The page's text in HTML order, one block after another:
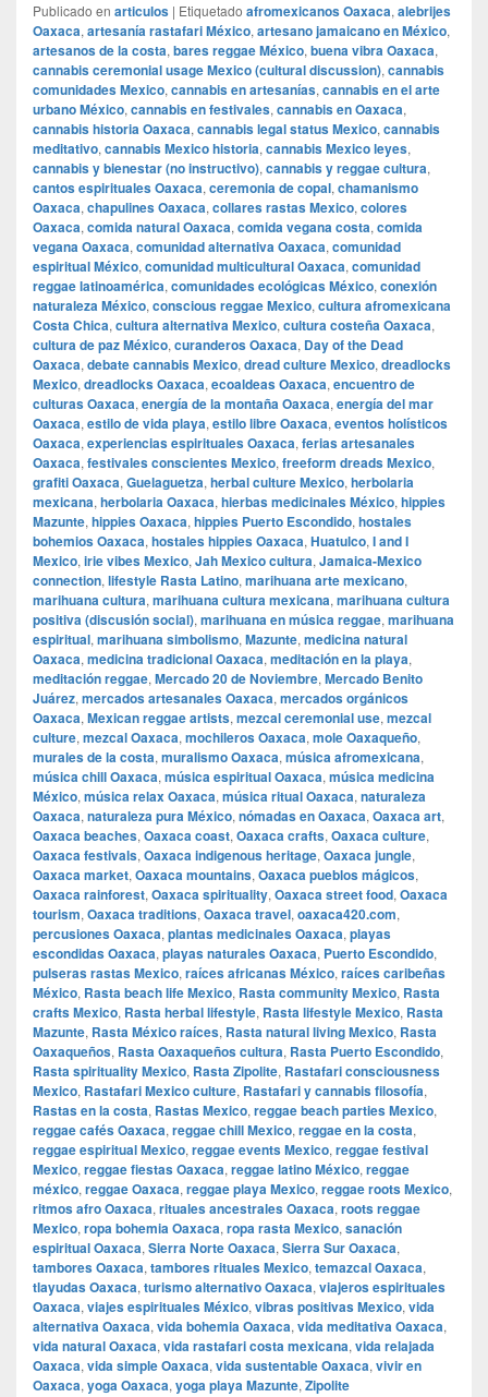
Publicado en articulos | Etiquetado afromexicanos Oaxaca, alebrijes
Oaxaca, artesanía rastafari México, artesano jamaicano en México,
artesanos de la costa, bares reggae México, buena vibra Oaxaca,
cannabis ceremonial usage Mexico (cultural discussion), cannabis
comunidades Mexico, cannabis en artesanías, cannabis en el arte
urbano México, cannabis en festivales, cannabis en Oaxaca,
cannabis historia Oaxaca, cannabis legal status Mexico, cannabis
meditativo, cannabis Mexico historia, cannabis Mexico leyes,
cannabis y bienestar (no instructivo), cannabis y reggae cultura,
cantos espirituales Oaxaca, ceremonia de copal, chamanismo
Oaxaca, chapulines Oaxaca, collares rastas Mexico, colores
Oaxaca, comida natural Oaxaca, comida vegana costa, comida
vegana Oaxaca, comunidad alternativa Oaxaca, comunidad
espiritual México, comunidad multicultural Oaxaca, comunidad
reggae latinoamérica, comunidades ecológicas México, conexión
naturaleza México, conscious reggae Mexico, cultura afromexicana
Costa Chica, cultura alternativa Mexico, cultura costeña Oaxaca,
cultura de paz México, curanderos Oaxaca, Day of the Dead
Oaxaca, debate cannabis Mexico, dread culture Mexico, dreadlocks
Mexico, dreadlocks Oaxaca, ecoaldeas Oaxaca, encuentro de
culturas Oaxaca, energía de la montaña Oaxaca, energía del mar
Oaxaca, estilo de vida playa, estilo libre Oaxaca, eventos holísticos
Oaxaca, experiencias espirituales Oaxaca, ferias artesanales
Oaxaca, festivales conscientes Mexico, freeform dreads Mexico,
grafiti Oaxaca, Guelaguetza, herbal culture Mexico, herbolaria
mexicana, herbolaria Oaxaca, hierbas medicinales México, hippies
Mazunte, hippies Oaxaca, hippies Puerto Escondido, hostales
bohemios Oaxaca, hostales hippies Oaxaca, Huatulco, I and I
Mexico, irie vibes Mexico, Jah Mexico cultura, Jamaica-Mexico
connection, lifestyle Rasta Latino, marihuana arte mexicano,
marihuana cultura, marihuana cultura mexicana, marihuana cultura
positiva (discusión social), marihuana en música reggae, marihuana
espiritual, marihuana simbolismo, Mazunte, medicina natural
Oaxaca, medicina tradicional Oaxaca, meditación en la playa,
meditación reggae, Mercado 20 de Noviembre, Mercado Benito
Juárez, mercados artesanales Oaxaca, mercados orgánicos
Oaxaca, Mexican reggae artists, mezcal ceremonial use, mezcal
culture, mezcal Oaxaca, mochileros Oaxaca, mole Oaxaqueño,
murales de la costa, muralismo Oaxaca, música afromexicana,
música chill Oaxaca, música espiritual Oaxaca, música medicina
México, música relax Oaxaca, música ritual Oaxaca, naturaleza
Oaxaca, naturaleza pura México, nómadas en Oaxaca, Oaxaca art,
Oaxaca beaches, Oaxaca coast, Oaxaca crafts, Oaxaca culture,
Oaxaca festivals, Oaxaca indigenous heritage, Oaxaca jungle,
Oaxaca market, Oaxaca mountains, Oaxaca pueblos mágicos,
Oaxaca rainforest, Oaxaca spirituality, Oaxaca street food, Oaxaca
tourism, Oaxaca traditions, Oaxaca travel, oaxaca420.com,
percusiones Oaxaca, plantas medicinales Oaxaca, playas
escondidas Oaxaca, playas naturales Oaxaca, Puerto Escondido,
pulseras rastas Mexico, raíces africanas México, raíces caribeñas
México, Rasta beach life Mexico, Rasta community Mexico, Rasta
crafts Mexico, Rasta herbal lifestyle, Rasta lifestyle Mexico, Rasta
Mazunte, Rasta México raíces, Rasta natural living Mexico, Rasta
Oaxaqueños, Rasta Oaxaqueños cultura, Rasta Puerto Escondido,
Rasta spirituality Mexico, Rasta Zipolite, Rastafari consciousness
Mexico, Rastafari Mexico culture, Rastafari y cannabis filosofía,
Rastas en la costa, Rastas Mexico, reggae beach parties Mexico,
reggae cafés Oaxaca, reggae chill Mexico, reggae en la costa,
reggae espiritual Mexico, reggae events Mexico, reggae festival
Mexico, reggae fiestas Oaxaca, reggae latino México, reggae
méxico, reggae Oaxaca, reggae playa Mexico, reggae roots Mexico,
ritmos afro Oaxaca, rituales ancestrales Oaxaca, roots reggae
Mexico, ropa bohemia Oaxaca, ropa rasta Mexico, sanación
espiritual Oaxaca, Sierra Norte Oaxaca, Sierra Sur Oaxaca,
tambores Oaxaca, tambores rituales Mexico, temazcal Oaxaca,
tlayudas Oaxaca, turismo alternativo Oaxaca, viajeros espirituales
Oaxaca, viajes espirituales México, vibras positivas Mexico, vida
alternativa Oaxaca, vida bohemia Oaxaca, vida meditativa Oaxaca,
vida natural Oaxaca, vida rastafari costa mexicana, vida relajada
Oaxaca, vida simple Oaxaca, vida sustentable Oaxaca, vivir en
Oaxaca, yoga Oaxaca, yoga playa Mazunte, Zipolite